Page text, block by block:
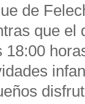
de
que el
18:00